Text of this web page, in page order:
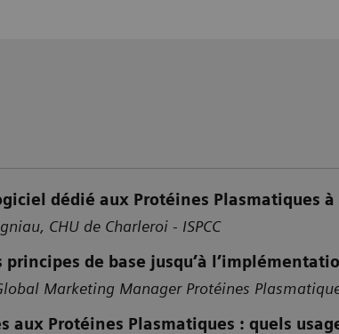
dédié aux Protéines Plasmatiques à
CHU de Charleroi - ISPCC
principes de base jusqu’à
Marketing Manager Protéines
aux Protéines Plasmatiques : quels